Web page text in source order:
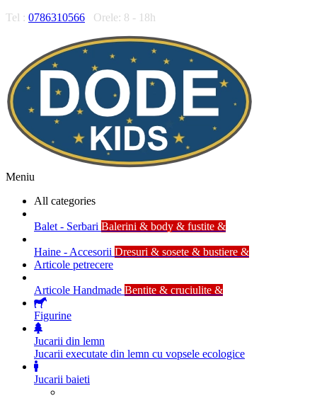
Tel : 0786310566 Orele: 8 - 18h
Meniu
All categories
Balet - Serbari Balerini & body & fustite &
Haine - Accesorii Dresuri & sosete & bustiere &
Articole petrecere
Articole Handmade Bentite & cruciulite &
Figurine
Jucarii din lemn
Jucarii executate din lemn cu vopsele ecologice
Jucarii baieti